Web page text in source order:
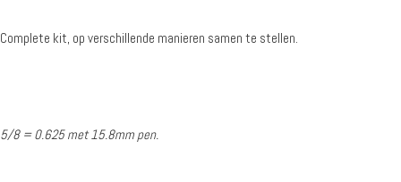
Complete kit, op verschillende manieren samen te stellen.
5/8 = 0.625 met 15.8mm pen.